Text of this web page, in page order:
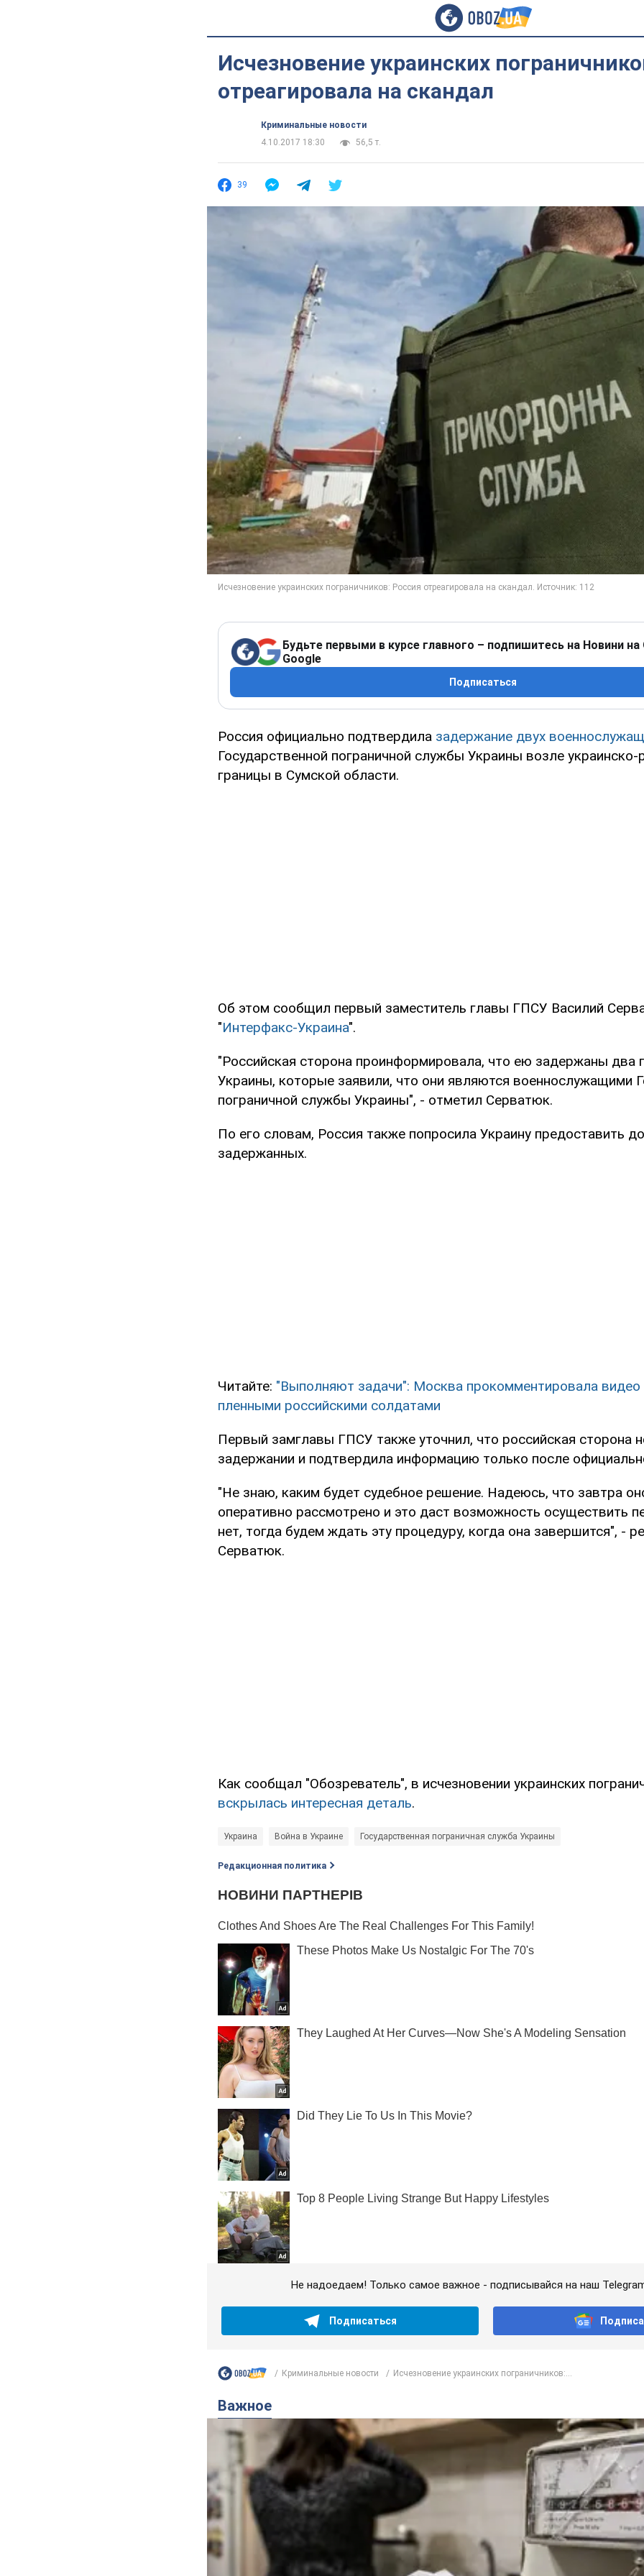
Исчезновение украинских
отреагировала на скандал
Криминальные новости
4.10.2017 18:30
56,5 т.
39
Будьте первыми в курсе главного – подпишитесь на Новини на
Google
Подписаться
Россия официально подтвердила задержание двух
Государственной пограничной службы Украины возле украинско-
границы в Сумской области.
Об этом сообщил первый заместитель главы ГПСУ Василий
"Интерфакс-Украина".
"Российская сторона проинформировала, что ею задержаны два
Украины, которые заявили, что они являются военнослужащими
пограничной службы Украины", - отметил Серватюк.
По его словам, Россия также попросила Украину предоставить
задержанных.
Читайте: "Выполняют задачи": Москва прокомментировала
пленными российскими солдатами
Первый замглавы ГПСУ также уточнил, что российская сторона
задержании и подтвердила информацию только после
"Не знаю, каким будет судебное решение. Надеюсь, что завтра
оперативно рассмотрено и это даст возможность осуществить
нет, тогда будем ждать эту процедуру, когда она завершится", -
Серватюк.
Как сообщал "Обозреватель", в исчезновении украинских
вскрылась интересная деталь.
Украина Война в Украине Государственная пограничная служба Украины
Редакционная политика
Не надоедаем! Только самое важное - подписывайся на наш
Подписаться
Криминальные новости Исчезновение украинских пограничников:...
Важное